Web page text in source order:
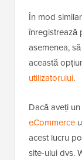
În mod
înregistrează
asemenea,
această
utilizatorului.
Dacă aveți un
eCommerce
acest lucru
site-ului dvs.